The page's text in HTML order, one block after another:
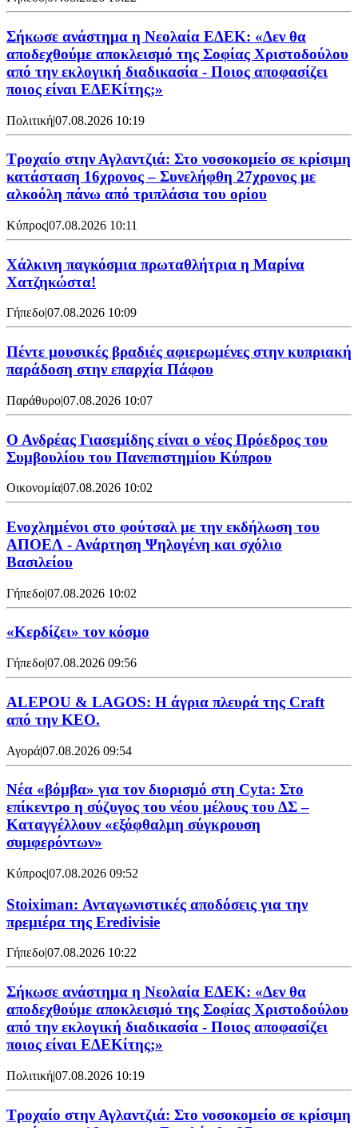
Σήκωσε ανάστημα η Νεολαία ΕΔΕΚ: «Δεν θα
αποδεχθούμε αποκλεισμό της Σοφίας Χριστοδούλου
από την εκλογική διαδικασία - Ποιος αποφασίζει
ποιος είναι ΕΔΕΚίτης;»
Πολιτική|07.08.2026 10:19
Τροχαίο στην Αγλαντζιά: Στο νοσοκομείο σε κρίσιμη
κατάσταση 16χρονος – Συνελήφθη 27χρονος με
αλκοόλη πάνω από τριπλάσια του ορίου
Κύπρος|07.08.2026 10:11
Χάλκινη παγκόσμια πρωταθλήτρια η Μαρίνα
Χατζηκώστα!
Γήπεδο|07.08.2026 10:09
Πέντε μουσικές βραδιές αφιερωμένες στην κυπριακή
παράδοση στην επαρχία Πάφου
Παράθυρο|07.08.2026 10:07
Ο Ανδρέας Γιασεμίδης είναι ο νέος Πρόεδρος του
Συμβουλίου του Πανεπιστημίου Κύπρου
Οικονομία|07.08.2026 10:02
Ενοχλημένοι στο φούτσαλ με την εκδήλωση του
ΑΠΟΕΛ - Ανάρτηση Ψηλογένη και σχόλιο
Βασιλείου
Γήπεδο|07.08.2026 10:02
«Κερδίζει» τον κόσμο
Γήπεδο|07.08.2026 09:56
ALEPOU & LAGOS: Η άγρια πλευρά της Craft
από την ΚΕΟ.
Αγορά|07.08.2026 09:54
Νέα «βόμβα» για τον διορισμό στη Cyta: Στο
επίκεντρο η σύζυγος του νέου μέλους του ΔΣ –
Καταγγέλλουν «εξόφθαλμη σύγκρουση
συμφερόντων»
Κύπρος|07.08.2026 09:52
Stoiximan: Ανταγωνιστικές αποδόσεις για την
πρεμιέρα της Eredivisie
Γήπεδο|07.08.2026 10:22
Σήκωσε ανάστημα η Νεολαία ΕΔΕΚ: «Δεν θα
αποδεχθούμε αποκλεισμό της Σοφίας Χριστοδούλου
από την εκλογική διαδικασία - Ποιος αποφασίζει
ποιος είναι ΕΔΕΚίτης;»
Πολιτική|07.08.2026 10:19
Τροχαίο στην Αγλαντζιά: Στο νοσοκομείο σε κρίσιμη